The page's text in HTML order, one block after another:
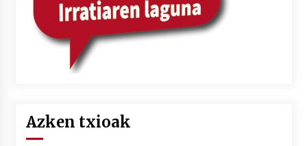
Azken txioak